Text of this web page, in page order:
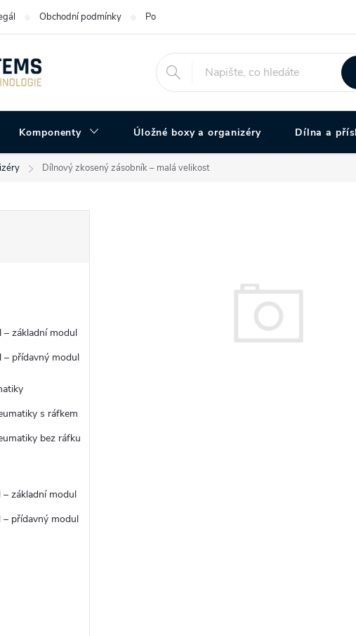
Obchodní podmínky Podmínky ochrany osobních údajů
Komponenty Úložné boxy a organizéry Dílna a
Dílnový zkosený zásobník – malá velikost
– základní modul
– přídavný modul
s ráfkem
bez ráfku
základní modul
přídavný modul